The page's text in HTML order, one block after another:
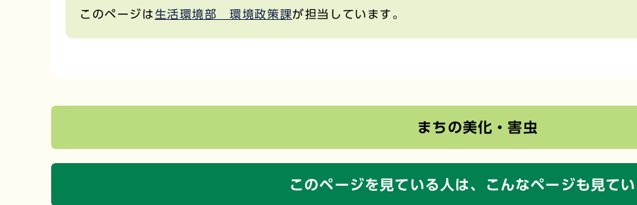
このページは生活環境部 環境政策課が担当しています。
まちの美化・害虫
このページを見ている人は、 こんなページも見て